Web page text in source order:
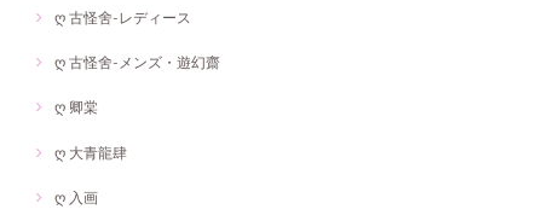
ღ 古怪舍-レディース
ღ 古怪舍-メンズ・遊幻齋
ღ 卿棠
ღ 大青龍肆
ღ 入画